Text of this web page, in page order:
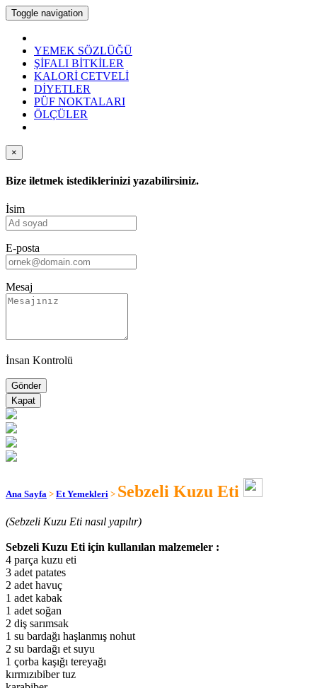
Toggle navigation
YEMEK SÖZLÜĞÜ
ŞİFALI BİTKİLER
KALORİ CETVELİ
DİYETLER
PÜF NOKTALARI
ÖLÇÜLER
×
Bize iletmek istediklerinizi yazabilirsiniz.
İsim
E-posta
Mesaj
İnsan Kontrolü
Kapat
Ana Sayfa > Et Yemekleri > Sebzeli Kuzu Eti
(Sebzeli Kuzu Eti nasıl yapılır)
Sebzeli Kuzu Eti için kullanılan malzemeler :
4 parça kuzu eti
3 adet patates
2 adet havuç
1 adet kabak
1 adet soğan
2 diş sarımsak
1 su bardağı haşlanmış nohut
2 su bardağı et suyu
1 çorba kaşığı tereyağı
kırmızıbiber tuz